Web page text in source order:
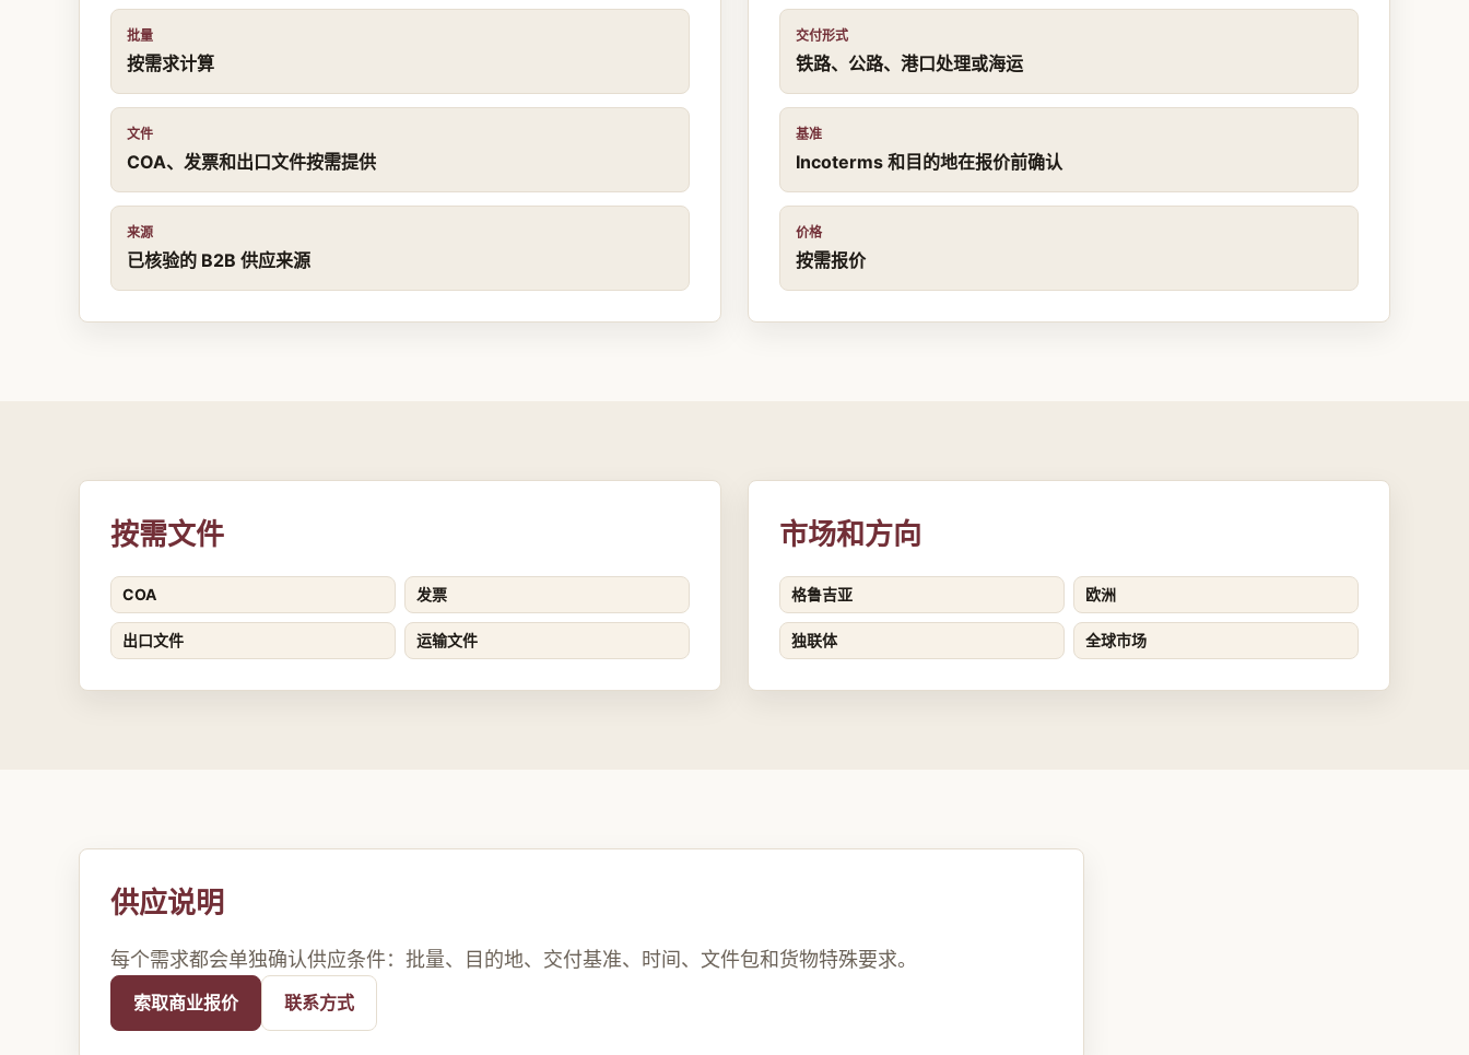
批量
按需求计算
文件
COA、发票和出口文件按需提供
来源
已核验的 B2B 供应来源
交付形式
铁路、公路、港口处理或海运
基准
Incoterms 和目的地在报价前确认
价格
按需报价
按需文件
COA 发票
出口文件 运输文件
市场和方向
格鲁吉亚 欧洲
独联体 全球市场
供应说明
每个需求都会单独确认供应条件：批量、目的地、交付基准、时间、文件包和货物特殊要求。
索取商业报价 联系方式